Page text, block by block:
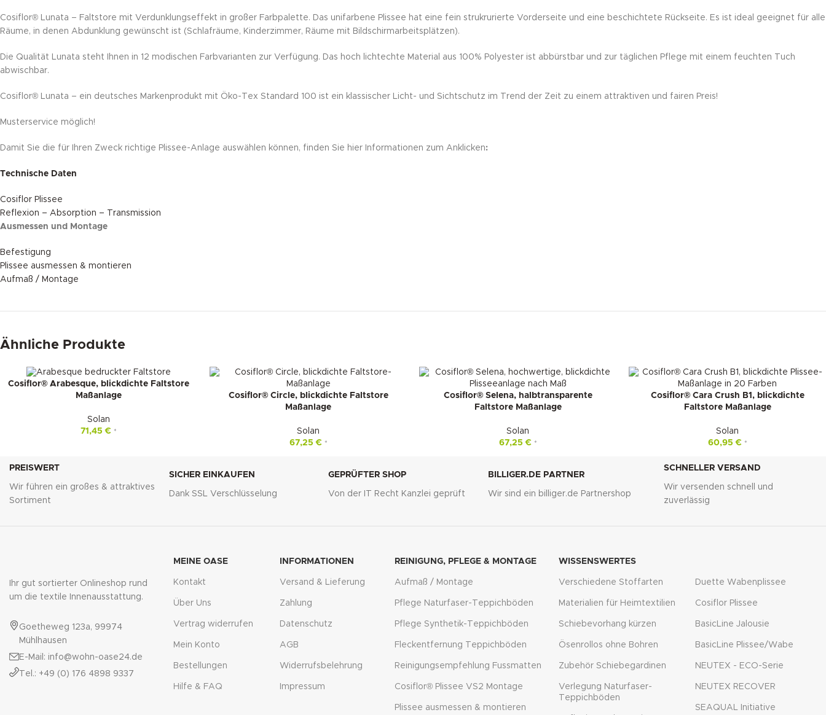
Cosiflor® Lunata – Faltstore mit Verdunklungseffekt in großer Farbpalette. Das unifarbene Plissee hat eine fein strukrurierte Vorderseite und eine beschichtete Rückseite. Es ist ideal geeignet für alle
Räume, in denen Abdunklung gewünscht ist (Schlafräume, Kinderzimmer, Räume mit Bildschirmarbeitsplätzen).
Die Qualität Lunata steht Ihnen in 12 modischen Farbvarianten zur Verfügung. Das hoch lichtechte Material aus 100% Polyester ist abbürstbar und zur täglichen Pflege mit einem feuchten Tuch
abwischbar.
Cosiflor® Lunata – ein deutsches Markenprodukt mit Öko-Tex Standard 100 ist ein klassischer Licht- und Sichtschutz im Trend der Zeit zu einem attraktiven und fairen Preis!
Musterservice möglich!
Damit Sie die für Ihren Zweck richtige Plissee-Anlage auswählen können, finden Sie hier Informationen zum Anklicken:
Technische Daten
Cosiflor Plissee
Reflexion – Absorption – Transmission
Ausmessen und Montage
Befestigung
Plissee ausmessen & montieren
Aufmaß / Montage
Ähnliche Produkte
Cosiflor® Arabesque, blickdichte Faltstore
Maßanlage
Solan
71,45€ *
Cosiflor® Circle, blickdichte Faltstore
Maßanlage
Solan
67,25€ *
Cosiflor® Selena, halbtransparente
Faltstore Maßanlage
Solan
67,25€ *
Cosiflor® Cara Crush B1, blickdichte
Faltstore Maßanlage
Solan
60,95€ *
PREISWERT
Wir führen ein großes & attraktives
Sortiment
SICHER EINKAUFEN
Dank SSL Verschlüsselung
GEPRÜFTER SHOP
Von der IT Recht Kanzlei geprüft
BILLIGER.DE PARTNER
Wir sind ein billiger.de Partnershop
SCHNELLER VERSAND
Wir versenden schnell und
zuverlässig
Ihr gut sortierter Onlineshop rund
um die textile Innenausstattung.
Goetheweg 123a, 99974
Mühlhausen
E-Mail: info@wohn-oase24.de
Tel.: +49 (0) 176 4898 9337
MEINE OASE
Kontakt
Über Uns
Vertrag widerrufen
Mein Konto
Bestellungen
Hilfe & FAQ
INFORMATIONEN
Versand & Lieferung
Zahlung
Datenschutz
AGB
Widerrufsbelehrung
Impressum
REINIGUNG, PFLEGE & MONTAGE
Aufmaß / Montage
Pflege Naturfaser-Teppichböden
Pflege Synthetik-Teppichböden
Fleckentfernung Teppichböden
Reinigungsempfehlung Fussmatten
Cosiflor® Plissee VS2 Montage
Plissee ausmessen & montieren
WISSENSWERTES
Verschiedene Stoffarten
Materialien für Heimtextilien
Schiebevorhang kürzen
Ösenrollos ohne Bohren
Zubehör Schiebegardinen
Verlegung Naturfaser-
Teppichböden
Duette Wabenplissee
Cosiflor Plissee
BasicLine Jalousie
BasicLine Plissee/Wabe
NEUTEX - ECO-Serie
NEUTEX RECOVER
SEAQUAL Initiative